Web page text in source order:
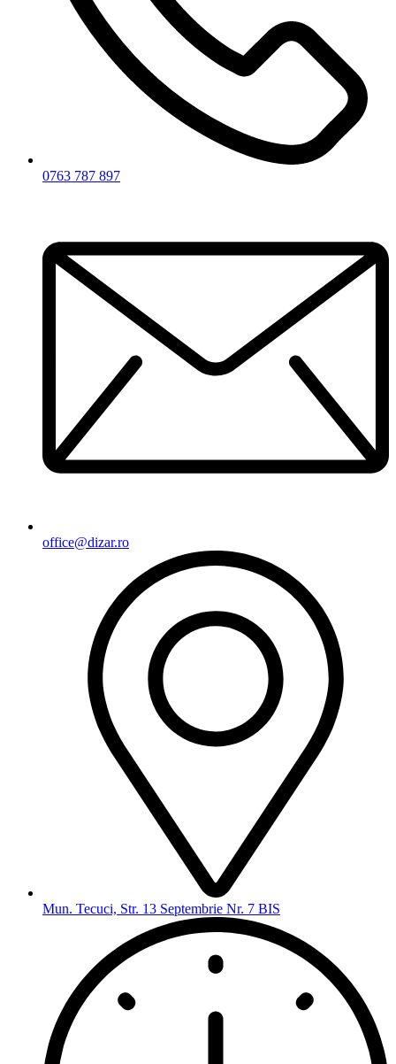
0763 787 897
office@dizar.ro
Mun. Tecuci, Str. 13 Septembrie Nr. 7 BIS